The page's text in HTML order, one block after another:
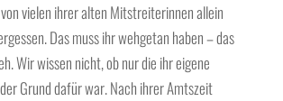
vielen ihrer alten Mitstreiterinnen allein
Das muss ihr wehgetan haben – das
Wir wissen nicht, ob nur die ihr eigene
Grund dafür war. Nach ihrer Amtszeit